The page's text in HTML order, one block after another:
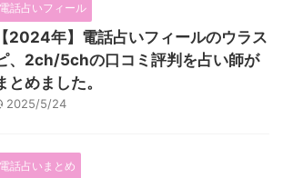
電話占いフィール
【2024年】電話占いフィールのウラス
、2ch/5chの口コミ評判を占い師が
とめました。
2025/5/24
電話占いまとめ